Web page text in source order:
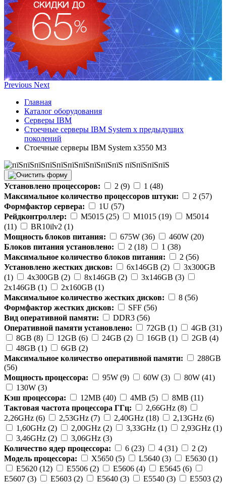
Previous Next
Главная
Каталог оборудования
Серверы IBM
Стоечные серверы IBM System x предыдущих
поколений
Стоечные серверы IBM System x3550 M3
Установлено процессоров: 2 (9)
1 (48)
Максимальное количество процессоров штуки:
2 (57)
Формфактор сервера:
1U (57)
Рейдконтроллер:
M5015 (25) M1015 (19)
M5014
(11)
BR10ilv2 (1)
Мощность блоков питания:
675W (36)
460W (20)
Блоков питания установлено:
2 (18)
1 (38)
Максимальное количество блоков питания:
2 (56)
Установлено жестких дисков:
6x146GB (2)
3x300GB
(1)
4x300GB (2) 8x146GB (2)
3x146GB (3)
2x146GB (1)
2x160GB (1)
Максимальное количество жестких дисков:
8 (56)
Формфактор жестких дисков:
SFF (56)
Вид оперативной памяти:
DDR3 (56)
Оперативной памяти установлено:
72GB (1)
4GB (31)
8GB (8)
12GB (6) 24GB (2) 16GB (1)
2GB (4)
48GB (1)
6GB (2)
Максимальное количество оперативной памяти:
288GB
(56)
Мощность процессора:
95W (9) 60W (3)
80W (41)
130W (3)
Кэш процессора:
12MB (40) 4MB (5)
8MB (11)
Тактовая частота процессора ГГц:
2,66GHz (8)
2,26GHz (6)
2,53GHz (7) 2,40GHz (18)
2,13GHz (6)
1,60GHz (2)
2,00GHz (2) 3,33GHz (1)
2,93GHz (1)
3,46GHz (2)
3,06GHz (3)
Количество ядер процессора:
6 (23) 4 (31)
2 (2)
Модель процессора:
X5650 (5) L5640 (3)
E5630 (1)
E5620 (12)
E5506 (2) E5606 (4)
E5645 (6)
E5607 (3)
E5603 (2) E5640 (3) E5540 (3)
E5503 (2)